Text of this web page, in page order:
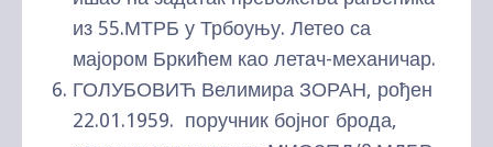
из 55.МТРБ у Трбоуњу. Летео са
мајором Бркићем као летач-механичар.
ГОЛУБОВИЋ Велимира ЗОРАН, рођен
22.01.1959. поручник бојног брода,